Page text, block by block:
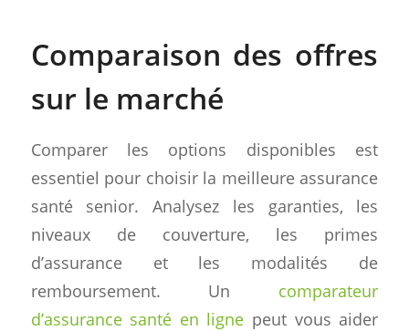
Comparaison des offres
sur le marché
Comparer les options disponibles est
essentiel pour choisir la meilleure assurance
santé senior. Analysez les garanties, les
niveaux de couverture, les primes
d’assurance et les modalités de
remboursement. Un comparateur
d’assurance santé en ligne peut vous aider